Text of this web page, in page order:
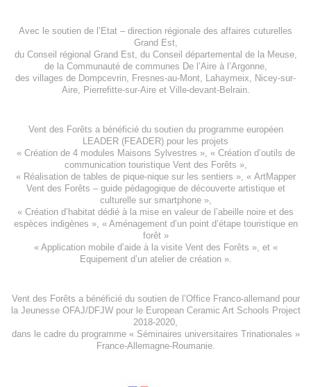
Avec le soutien de l’ Etat – direction régionale des affaires cuturelles
Grand Est,
du Conseil régional Grand Est, du Conseil départemental de la Meuse,
de la Communauté de communes De l’Aire à l’Argonne,
des villages de Dompcevrin, Fresnes-au-Mont, Lahaymeix, Nicey-sur-
Aire, Pierrefitte-sur-Aireet Ville-devant-Belrain.
Vent des Forêts a bénéficié du soutien du programme européen
LEADER (FEADER) pour les projets
« Création de 4 modules Maisons Sylvestres », « Création d’outils de
communication touristique Vent des Forêts »,
« Réalisation de tables de pique-nique sur les sentiers », « ArtMapper
Vent des Forêts – guide pédagogique de découverte artistique et
culturelle sur smartphone »,
« Création d’habitat dédié à la mise en valeur de l’abeille noire et des
espèces indigènes », « Aménagement d’un point d’étape touristique en
forêt»
« Application mobile d’aide à la visite Vent des Forêts », et «
Equipement d’un atelier de création».
Vent des Forêts a bénéficié du soutien de l’Office Franco-allemand pour
la Jeunesse OFAJ/DFJWpour leEuropean Ceramic Art Schools Project
2018-2020,
dans le cadre du programme « Séminaires universitaires Trinationales »
France-Allemagne-Roumanie.